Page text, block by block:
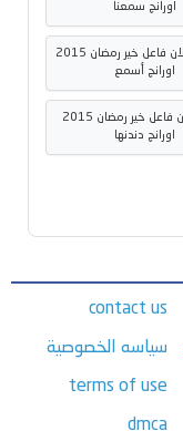
اورانج سمعنا
استماع اعلان فاعل خير رمضان 2015
اورانج أسمع
اغنية اعلان فاعل خير رمضان 2015
اورانج دندنها
contact us
سياسه الخصوصية
terms of use
dmca